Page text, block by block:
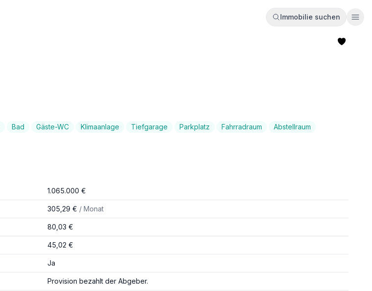
Immobilie suchen
Bad Gäste-WC Klimaanlage Tiefgarage Parkplatz Fahrradraum
Abstellraum
1.065.000 €
305,29 € / Monat
80,03 €
45,02 €
Ja
Provision bezahlt der Abgeber.